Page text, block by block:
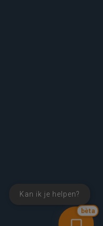
bèta
Kan ik je helpen?